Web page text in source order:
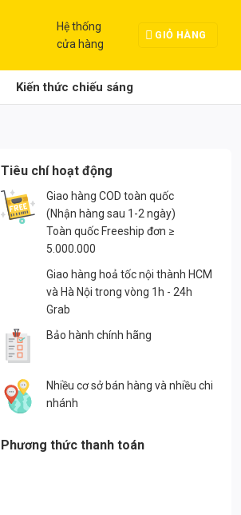
Hệ thống
cửa hàng
GIỎ HÀNG
Kiến thức chiếu sáng
Tiêu chí hoạt động
Giao hàng COD toàn quốc
(Nhận hàng sau 1-2 ngày)
Toàn quốc Freeship đơn ≥
5.000.000
Giao hàng hoả tốc nội thành HCM
và Hà Nội trong vòng 1h - 24h
Grab
Bảo hành chính hãng
Nhiều cơ sở bán hàng và nhiều chi
nhánh
Phương thức thanh toán